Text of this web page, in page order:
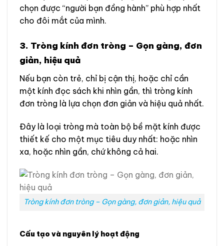
chọn được “người bạn đồng hành” phù hợp nhất
cho đôi mắt của mình.
3. Tròng kính đơn tròng – Gọn gàng, đơn
giản, hiệu quả
Nếu bạn còn trẻ, chỉ bị cận thị, hoặc chỉ cần
một kính đọc sách khi nhìn gần, thì tròng kính
đơn tròng là lựa chọn đơn giản và hiệu quả nhất.
Đây là loại tròng mà toàn bộ bề mặt kính được
thiết kế cho một mục tiêu duy nhất: hoặc nhìn
xa, hoặc nhìn gần, chứ không cả hai.
Tròng kính đơn tròng – Gọn gàng, đơn giản, hiệu quả
Cấu tạo và nguyên lý hoạt động